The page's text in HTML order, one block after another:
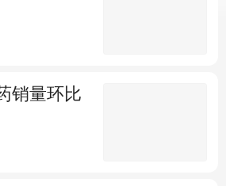
销量环比